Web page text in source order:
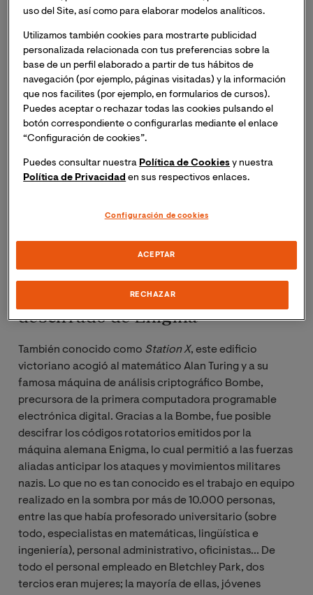
una buena ocasión para conocer y reflexionar sobre el
papel de las mujeres en el mundo de la traducción y la
comunicación. En todos los momentos históricos
decisivos ha habido mujeres que han tenido un papel
clave en el devenir de los acontecimientos, y un
ejemplo de ello es la extraordinaria (y durante muchos
años silenciada) labor desempeñada por miles de
mujeres durante la Segunda Guerra Mundial.
que trabajaron enBletchley Park, la mansión utilizada
por el servicio de inteligencia británico para descifrar
ejercicio de traducción intersemiótica e
Bletchley Park, Station X y el
descifrado de Enigma
También conocido como Station X, este edificio
victoriano acogió al matemático Alan Turing y a su
famosa máquina de análisis criptográfico Bombe,
precursora de la primera computadora programable
electrónica digital. Gracias a la Bombe, fue posible
descifrar los códigos rotatorios emitidos por la
máquina alemana Enigma, lo cual permitió a las fuerzas
aliadas anticipar los ataques y movimientos militares
nazis. Lo que no es tan conocido es el trabajo en equipo
realizado en la sombra por más de 10.000 personas,
entre las que había profesorado universitario (sobre
todo, especialistas en matemáticas, lingüística e
ingeniería), personal administrativo, oficinistas... De
todo el personal empleado en Bletchley Park, dos
tercios eran mujeres; la mayoría de ellas, jóvenes
uso del Site, así como para elaborar modelos analíticos.
Utilizamos también cookies para mostrarte publicidad
personalizada relacionada con tus preferencias sobre la
base de un perfil elaborado a partir de tus hábitos de
navegación (por ejemplo, páginas visitadas) y la información
que nos facilites (por ejemplo, en formularios de cursos).
Puedes aceptar o rechazar todas las cookies pulsando el
botón correspondiente o configurarlas mediante el enlace
“Configuración de cookies”.
Puedes consultar nuestra Política de Cookies y nuestra
Política de Privacidad en sus respectivos enlaces.
Configuración de cookies
RECHAZAR
ACEPTAR